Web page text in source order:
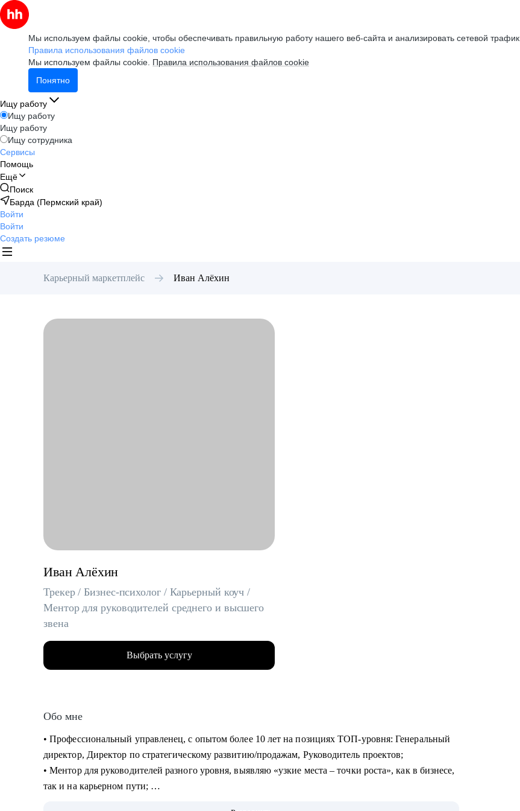
Мы используем файлы cookie, чтобы обеспечивать правильную работу нашего веб-сайта и анализировать сетевой трафик.
Правила использования файлов cookie
Мы используем файлы cookie. Правила использования файлов cookie
Понятно
Ищу работу
Ищу работу
Ищу работу
Ищу сотрудника
Сервисы
Помощь
Ещё
Поиск
Барда (Пермский край)
Войти
Войти
Создать резюме
Карьерный маркетплейс Иван Алёхин
Иван Алёхин
Трекер / Бизнес-психолог / Карьерный коуч /
Ментор для руководителей среднего и высшего
звена
Выбрать услугу
Обо мне
• Профессиональный управленец, с опытом более 10 лет на позициях ТОП-уровня: Генеральный
директор, Директор по стратегическому развитию/продажам, Руководитель проектов;
• Ментор для руководителей разного уровня, выявляю «узкие места – точки роста», как в бизнесе,
так и на карьерном пути;